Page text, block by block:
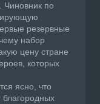
Чиновник по
резервные
набор
цену стране
которых
ясно, что
благородных